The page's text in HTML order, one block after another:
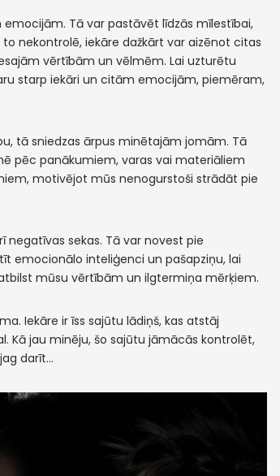
Tā var pastāvēt līdzās mīlestībai,
nekontrolē, iekāre dažkārt var aizēnot citas
vērtībām un vēlmēm. Lai uzturētu
starp iekāri un citām emocijām, piemēram,
tā sniedzas ārpus minētajām jomām. Tā
pēc panākumiem, varas vai materiāliem
motivējot mūs nenogurstoši strādāt pie
negatīvas sekas. Tā var novest pie
emocionālo inteliģenci un pašapziņu, lai
mūsu vērtībām un ilgtermiņa mērķiem.
Iekāre ir īss sajūtu lādiņš, kas atstāj
Kā jau minēju, šo sajūtu jāmācās kontrolēt,
darīt…